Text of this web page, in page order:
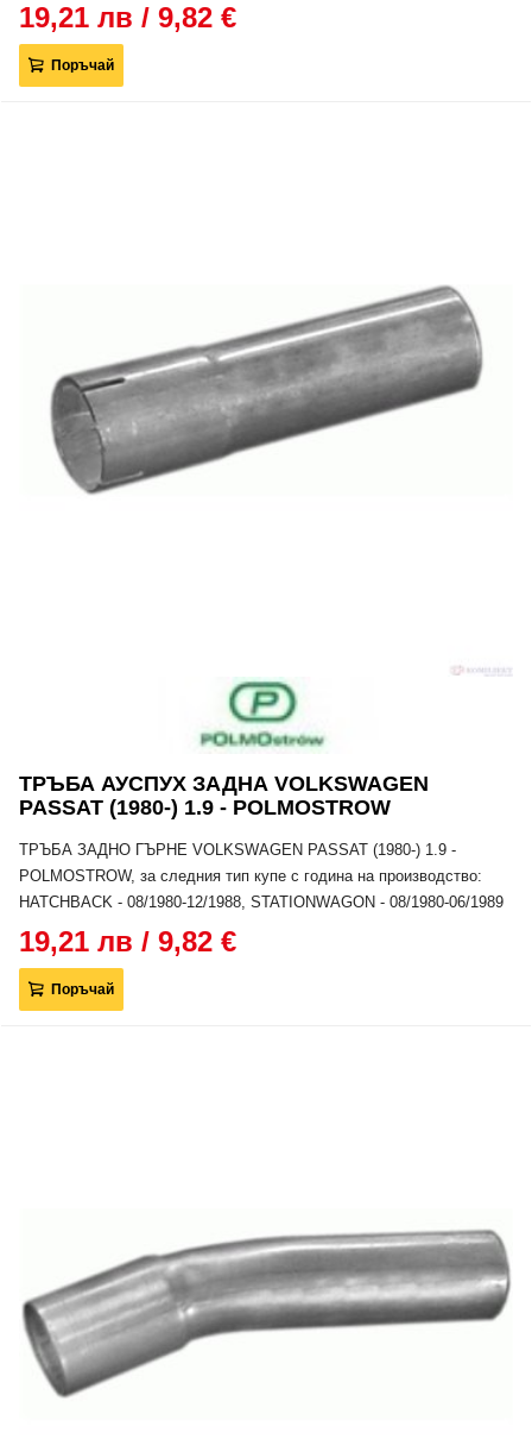
19,21 лв / 9,82 €
Поръчай
ТРЪБА АУСПУХ ЗАДНА VOLKSWAGEN
PASSAT (1980-) 1.9 - POLMOSTROW
ТРЪБА ЗАДНО ГЪРНЕ VOLKSWAGEN PASSAT (1980-) 1.9 -
POLMOSTROW, за следния тип купе с година на производство:
HATCHBACK - 08/1980-12/1988, STATIONWAGON - 08/1980-06/1989
19,21 лв / 9,82 €
Поръчай